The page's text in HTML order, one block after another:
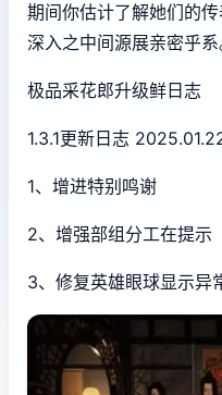
期间你估计了解她们的
深入之中间源展亲密乎系
极品采花郎升级鲜日志
1.3.1更新日志
1、增进特别鸣谢
2、增强部组分工在提示
3、修复英雄眼球显示异